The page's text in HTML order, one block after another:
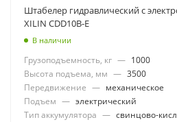
Штабелер гидравлический с
XILIN CDD10B-E
В наличии
Грузоподъемность, кг — 1000
Высота подъема, мм — 3500
Передвижение — механическое
Подъем — электрический
Тип аккумулятора — свинцово-